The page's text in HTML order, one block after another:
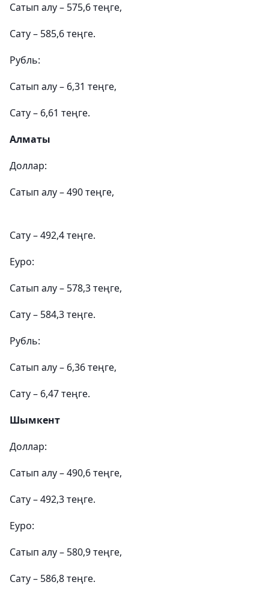
Сатып алу – 575,6 теңге,
Сату – 585,6 теңге.
Рубль:
Сатып алу – 6,31 теңге,
Сату – 6,61 теңге.
Алматы
Доллар:
Сатып алу – 490 теңге,
Сату – 492,4 теңге.
Еуро:
Сатып алу – 578,3 теңге,
Сату – 584,3 теңге.
Рубль:
Сатып алу – 6,36 теңге,
Сату – 6,47 теңге.
Шымкент
Доллар:
Сатып алу – 490,6 теңге,
Сату – 492,3 теңге.
Еуро:
Сатып алу – 580,9 теңге,
Сату – 586,8 теңге.